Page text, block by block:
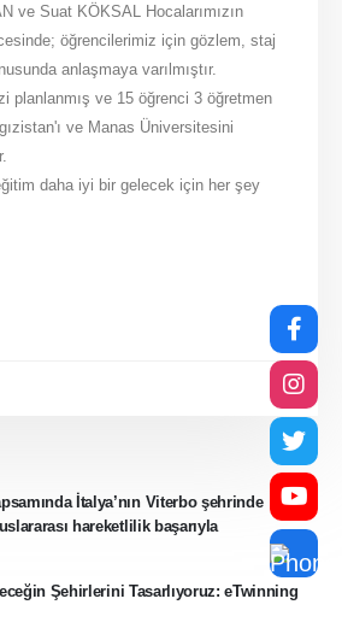
ve Suat KÖKSAL Hocalarımızın
öğrencilerimiz için gözlem, staj
anlaşmaya varılmıştır.
planlanmış ve 15 öğrenci 3 öğretmen
ve Manas Üniversitesini
daha iyi bir gelecek için her şey
İtalya’nın Viterbo şehrinde
hareketlilik başarıyla
Şehirlerini Tasarlıyoruz: eTwinning